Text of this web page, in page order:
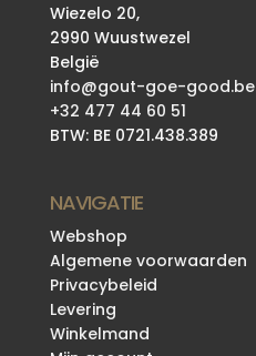
Wiezelo 20,
2990 Wuustwezel
België
info@gout-goe-good.be
+32 477 44 60 51
BTW: BE 0721.438.389
NAVIGATIE
Webshop
Algemene voorwaarden
Privacybeleid
Levering
Winkelmand